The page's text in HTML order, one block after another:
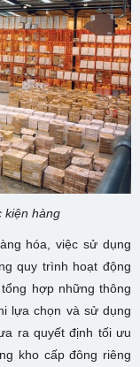
kiện hàng
hóa, việc sử dụng
quy trình hoạt động
hợp những thông
lựa chọn và sử dụng
ra quyết định tối ưu
kho cấp đông riêng